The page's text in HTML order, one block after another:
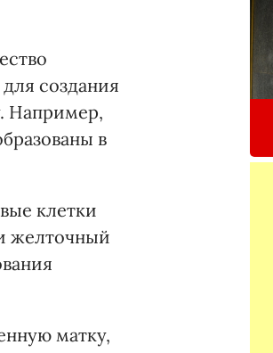
создания
Например,
в
клетки
желточный
матку,